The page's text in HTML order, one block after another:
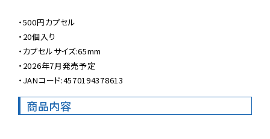
・500円カプセル
・20個入り
・カプセルサイズ:65mm
・2026年7月発売予定
・JANコード:4570194378613
商品内容